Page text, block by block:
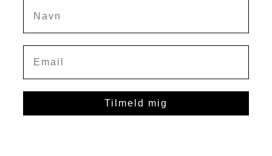
Tilmeld mig